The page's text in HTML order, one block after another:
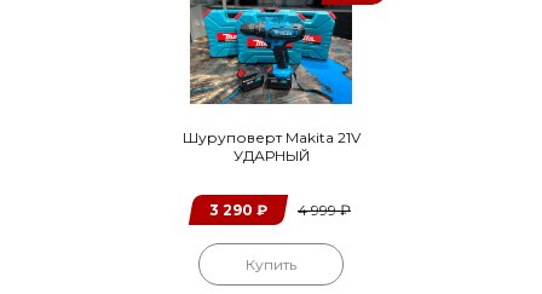
Шуруповерт Makita 21V
УДАРНЫЙ
3 290 ₽ 4 999₽
Купить